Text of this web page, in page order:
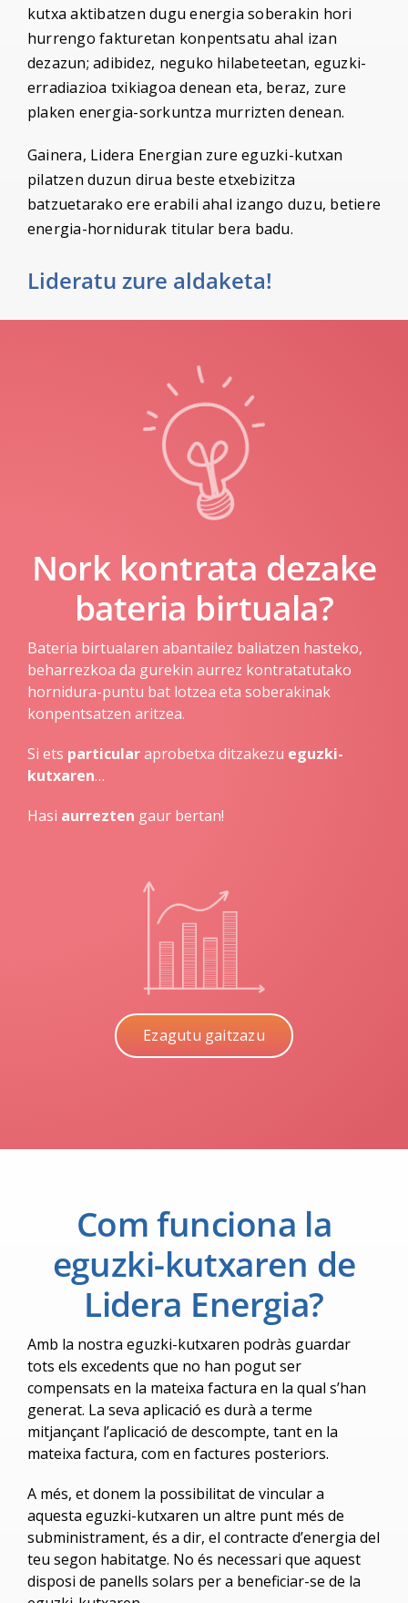
kutxa aktibatzen dugu energia soberakin hori
hurrengo fakturetan konpentsatu ahal izan
dezazun; adibidez, neguko hilabeteetan, eguzki-
erradiazioa txikiagoa denean eta, beraz, zure
plaken energia-sorkuntza murrizten denean.
Gainera, Lidera Energian zure eguzki-kutxan
pilatzen duzun dirua beste etxebizitza
batzuetarako ere erabili ahal izango duzu, betiere
energia-hornidurak titular bera badu.
Lideratu zure aldaketa!
Nork kontrata dezake
bateria birtuala?
Bateria birtualaren abantailez baliatzen hasteko,
beharrezkoa da gurekin aurrez kontratatutako
hornidura-puntu bat lotzea eta soberakinak
konpentsatzen aritzea.
Si ets particularaprobetxa ditzakezu eguzki-
kutxaren…
Hasi aurrezten gaur bertan!
Ezagutu gaitzazu
Com funciona la
eguzki-kutxaren de
Lidera Energia?
Amb la nostra eguzki-kutxaren podràs guardar
tots els excedents que no han pogut ser
compensats en la mateixa factura en la qual s’han
generat. La seva aplicació es durà a terme
mitjançant l’aplicació de descompte, tant en la
mateixa factura, com en factures posteriors.
A més, et donem la possibilitat de vincular a
aquesta eguzki-kutxaren un altre punt més de
subministrament, és a dir, el contracte d’energia del
teu segon habitatge. No és necessari que aquest
disposi de panells solars per a beneficiar-se de la